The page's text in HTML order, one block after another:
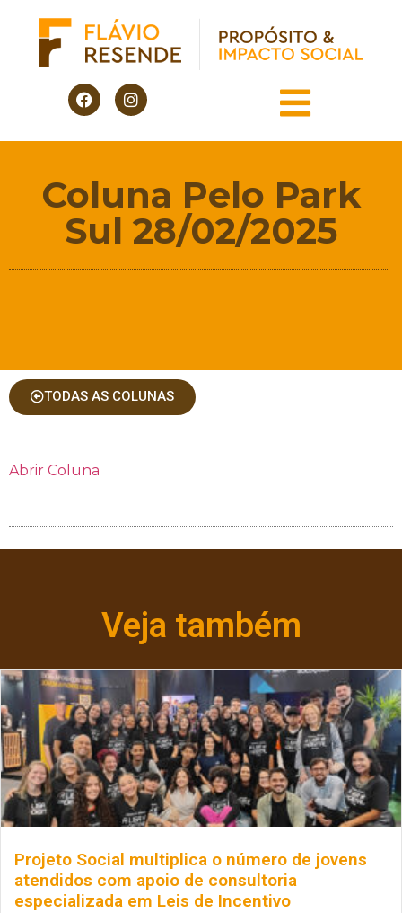
Coluna Pelo Park
Sul 28/02/2025
TODAS AS COLUNAS
Abrir Coluna
Veja também
Projeto Social multiplica o número de jovens
atendidos com apoio de consultoria
especializada em Leis de Incentivo